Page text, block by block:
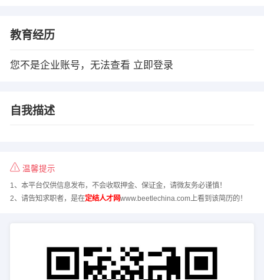
教育经历
您不是企业账号，无法查看 立即登录
自我描述
温馨提示
1、本平台仅供信息发布，不会收取押金、保证金，请微友务必谨慎！
2、请告知求职者，是在定结人才网www.beetlechina.com上看到该简历的！